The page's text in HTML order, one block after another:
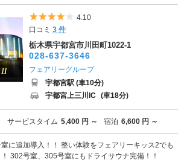
5つ星のうち4
4.10
口コミ3 件
栃木県宇都宮市川田町1022-1
028-637-3646
フェアリーグループ
宇都宮駅 (車10分)
宇都宮上三川IC (車18分)
サービスタイム 5,400 円 ～ 宿泊 6,600 円 ～
室に追加導入！！ 整い体験をフェアリーキッス2でも
302号室、305号室にもドライサウナ完備！！